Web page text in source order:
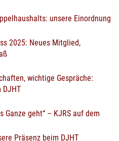
unsere Einordnung
2025: Neues Mitglied,
wichtige Gespräche:
DJHT
Ganze geht“ – KJRS auf dem
Präsenz beim DJHT